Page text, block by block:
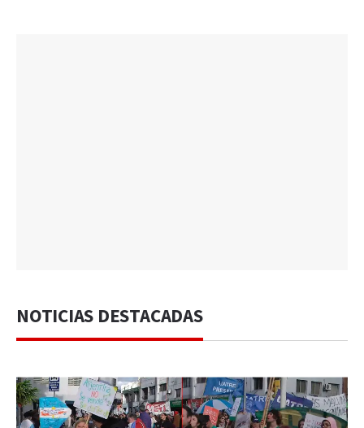
NOTICIAS DESTACADAS